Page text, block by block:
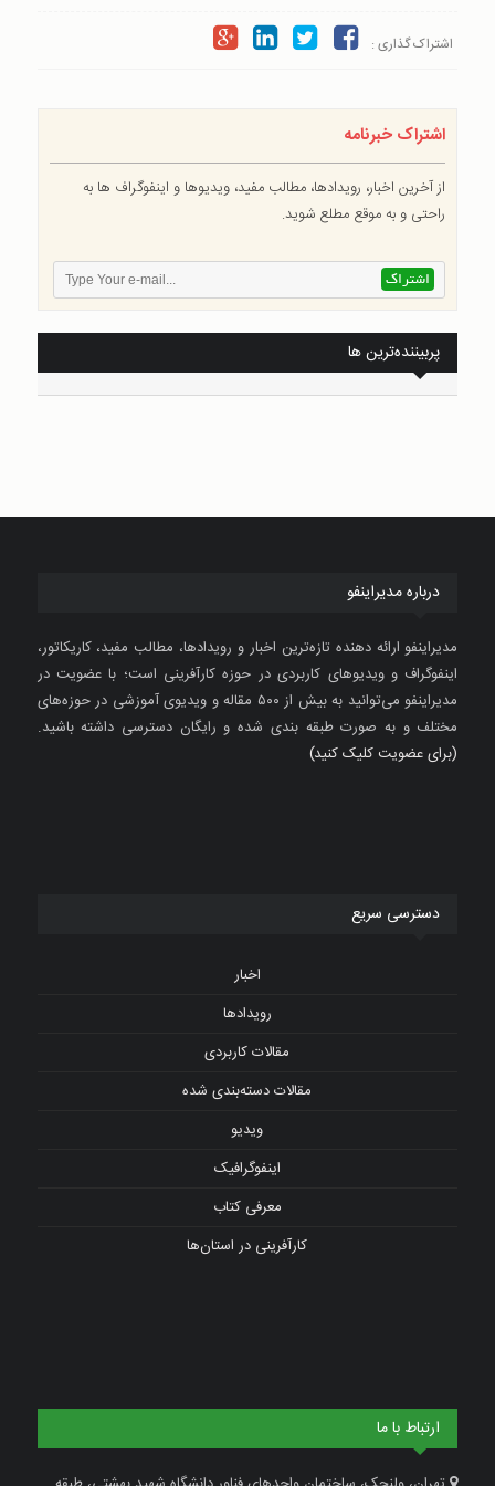
اشتراک گذاری :
اشتراک خبرنامه
از آخرین اخبار، رویدادها، مطالب مفید، ویدیوها و اینفوگراف ها به
راحتی و به موقع مطلع شوید.
پربیننده‌ترین ها
درباره مدیراینفو
مدیراینفو ارائه دهنده تازه‌ترین اخبار و رویدادها، مطالب مفید، کاریکاتور،
اینفوگراف و ویدیوهای کاربردی در حوزه کارآفرینی است؛ با عضویت در
مدیراینفو می‌توانید به بیش از ۵۰۰ مقاله و ویدیوی آموزشی در حوزه‌های
مختلف و به صورت طبقه بندی شده و رایگان دسترسی داشته باشید.
(برای عضویت کلیک کنید)
دسترسی سریع
اخبار
رویدادها
مقالات کاربردی
مقالات دسته‌بندی شده
ویدیو
اینفوگرافیک
معرفی کتاب
کارآفرینی در استان‌ها
ارتباط با ما